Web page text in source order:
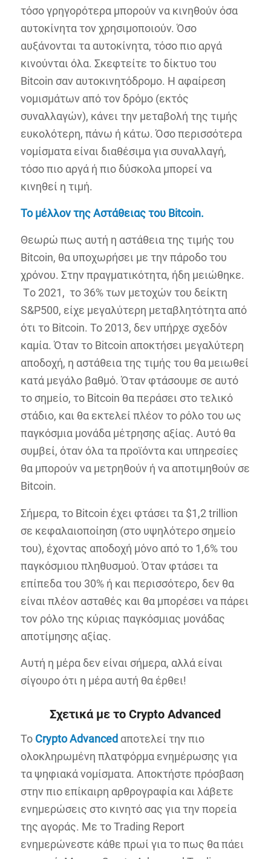
τόσο γρηγορότερα μπορούν να κινηθούν όσα
αυτοκίνητα τον χρησιμοποιούν. Όσο
αυξάνονται τα αυτοκίνητα, τόσο πιο αργά
κινούνται όλα. Σκεφτείτε το δίκτυο του
Bitcoin σαν αυτοκινητόδρομο. Η αφαίρεση
νομισμάτων από τον δρόμο (εκτός
συναλλαγών), κάνει την μεταβολή της τιμής
ευκολότερη, πάνω ή κάτω. Όσο περισσότερα
νομίσματα είναι διαθέσιμα για συναλλαγή,
τόσο πιο αργά ή πιο δύσκολα μπορεί να
κινηθεί η τιμή.
Το μέλλον της Αστάθειας του Bitcoin.
Θεωρώ πως αυτή η αστάθεια της τιμής του
Bitcoin, θα υποχωρήσει με την πάροδο του
χρόνου. Στην πραγματικότητα, ήδη μειώθηκε.
Tο 2021, το 36% των μετοχών του δείκτη
S&P500, είχε μεγαλύτερη μεταβλητότητα από
ότι το Bitcoin. To 2013, δεν υπήρχε σχεδόν
καμία. Όταν το Bitcoin αποκτήσει μεγαλύτερη
αποδοχή, η αστάθεια της τιμής του θα μειωθεί
κατά μεγάλο βαθμό. Όταν φτάσουμε σε αυτό
το σημείο, το Bitcoin θα περάσει στο τελικό
στάδιο, και θα εκτελεί πλέον το ρόλο του ως
παγκόσμια μονάδα μέτρησης αξίας. Αυτό θα
συμβεί, όταν όλα τα προϊόντα και υπηρεσίες
θα μπορούν να μετρηθούν ή να αποτιμηθούν σε
Bitcoin.
Σήμερα, το Bitcoin έχει φτάσει τα $1,2 trillion
σε κεφαλαιοποίηση (στο υψηλότερο σημείο
του), έχοντας αποδοχή μόνο από το 1,6% του
παγκόσμιου πληθυσμού. Όταν φτάσει τα
επίπεδα του 30% ή και περισσότερο, δεν θα
είναι πλέον ασταθές και θα μπορέσει να πάρει
τον ρόλο της κύριας παγκόσμιας μονάδας
αποτίμησης αξίας.
Αυτή η μέρα δεν είναι σήμερα, αλλά είναι
σίγουρο ότι η μέρα αυτή θα έρθει!
Σχετικά με τοCryptoAdvanced
To CryptoAdvanced αποτελεί την πιο
ολοκληρωμένη πλατφόρμα ενημέρωσης για
τα ψηφιακά νομίσματα. Αποκτήστε πρόσβαση
στην πιο επίκαιρη αρθρογραφία και λάβετε
ενημερώσεις στο κινητό σας για την πορεία
της αγοράς. Με το Trading Report
ενημερώνεστε κάθε πρωί για το πως θα πάει